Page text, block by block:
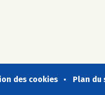
des cookies Plan du